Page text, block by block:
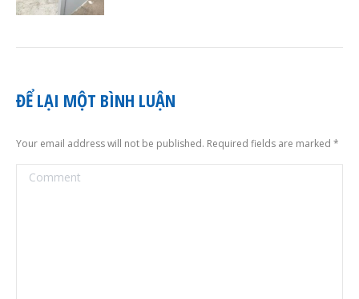
ĐỂ LẠI MỘT BÌNH LUẬN
Your email address will not be published. Required fields are marked *
Comment